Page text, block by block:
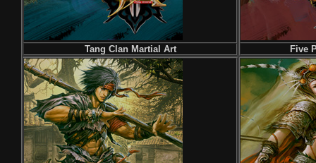
Tang Clan Martial Art Five